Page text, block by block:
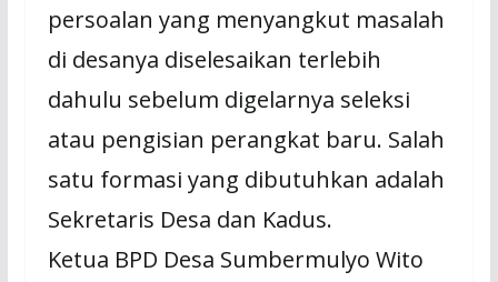
persoalan yang menyangkut masalah
di desanya diselesaikan terlebih
dahulu sebelum digelarnya seleksi
atau pengisian perangkat baru. Salah
satu formasi yang dibutuhkan adalah
Sekretaris Desa dan Kadus.
Ketua BPD Desa Sumbermulyo Wito